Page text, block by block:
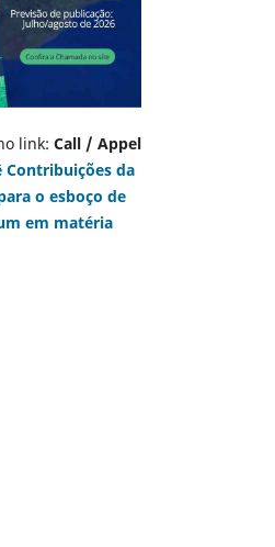
link: Call / Appel
Contribuições da
o esboço de
em matéria